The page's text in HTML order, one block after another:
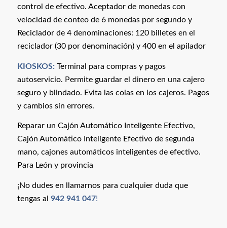
control de efectivo. Aceptador de monedas con
velocidad de conteo de 6 monedas por segundo y
Reciclador de 4 denominaciones: 120 billetes en el
reciclador (30 por denominación) y 400 en el apilador
KIOSKOS:Terminal para compras y pagos
autoservicio. Permite guardar el dinero en una cajero
seguro y blindado. Evita las colas en los cajeros. Pagos
y cambios sin errores.
Reparar un Cajón Automático Inteligente Efectivo,
Cajón Automático Inteligente Efectivo de segunda
mano, cajones automáticos inteligentes de efectivo.
Para León y provincia
¡No dudes en llamarnos para cualquier duda que
tengas al 942 941 047!